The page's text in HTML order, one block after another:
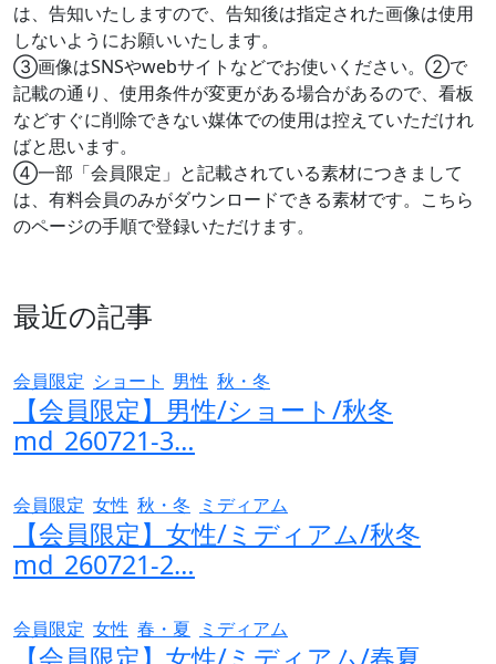
は、告知いたしますので、告知後は指定された画像は使用
しないようにお願いいたします。
③画像はSNSやwebサイトなどでお使いください。②で
記載の通り、使用条件が変更がある場合があるので、看板
などすぐに削除できない媒体での使用は控えていただけれ
ばと思います。
④一部「会員限定」と記載されている素材につきまして
は、有料会員のみがダウンロードできる素材です。こちら
のページの手順で登録いただけます。
最近の記事
会員限定 ショート 男性 秋・冬
【会員限定】男性/ショート/秋冬
md_260721-3…
会員限定 女性 秋・冬 ミディアム
【会員限定】女性/ミディアム/秋冬
md_260721-2…
会員限定 女性 春・夏 ミディアム